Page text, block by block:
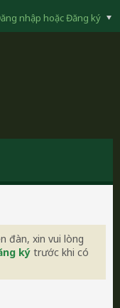
nhập hoặc Đăng ký
đàn, xin vui lòng
ký trước khi có